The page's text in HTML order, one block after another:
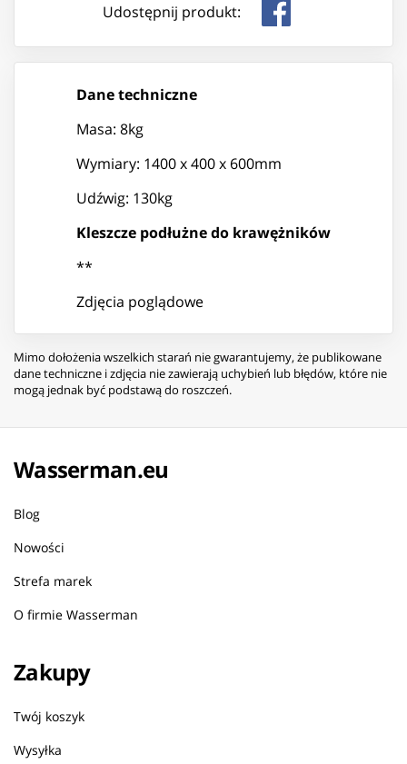
Udostępnij produkt:
Dane techniczne
Masa: 8kg
Wymiary: 1400 x 400 x 600mm
Udźwig: 130kg
Kleszcze podłużne do krawężników
**
Zdjęcia poglądowe
Mimo dołożenia wszelkich starań nie gwarantujemy, że publikowane
dane techniczne i zdjęcia nie zawierają uchybień lub błędów, które nie
mogą jednak być podstawą do roszczeń.
Wasserman.eu
Blog
Nowości
Strefa marek
O firmie Wasserman
Zakupy
Twój koszyk
Wysyłka